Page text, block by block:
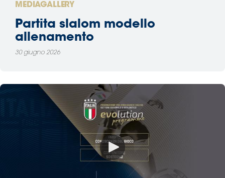
MEDIAGALLERY
Partita slalom modello
allenamento
30 giugno 2026